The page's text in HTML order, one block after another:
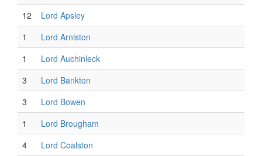
12
Lord Apsley
1
Lord Arniston
1
Lord Auchinleck
3
Lord Bankton
3
Lord Bowen
1
Lord Brougham
4
Lord Coalston